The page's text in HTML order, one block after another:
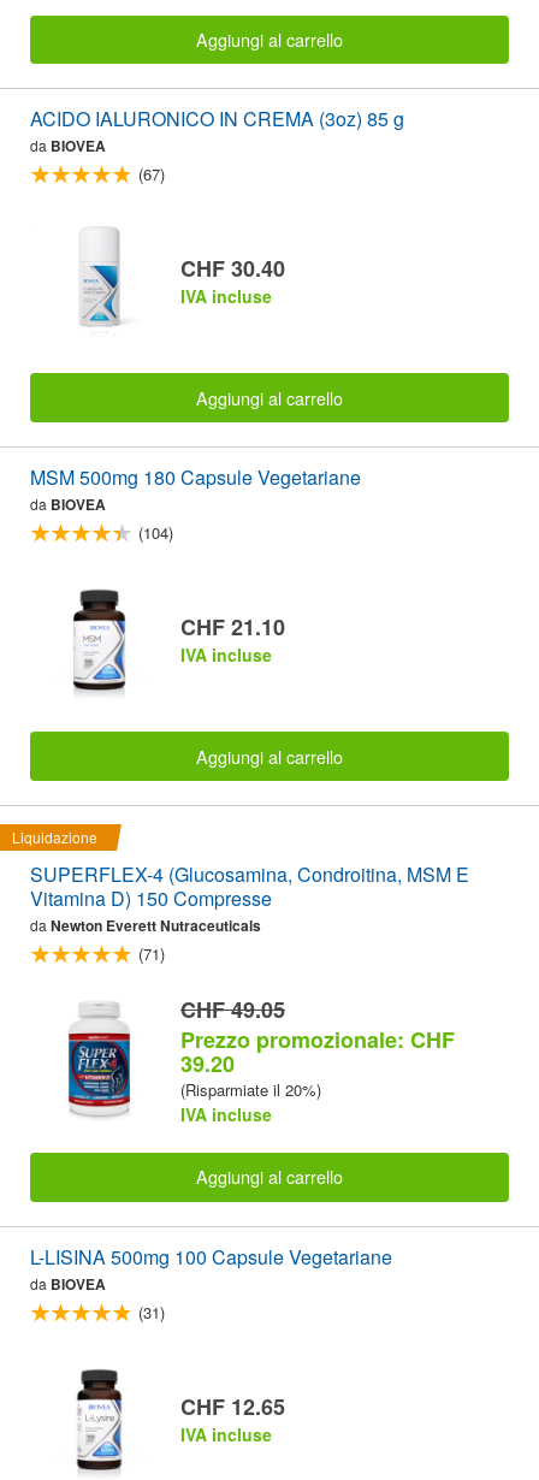
Aggiungi al carrello
ACIDO IALURONICO IN CREMA (3oz) 85 g
da BIOVEA
(67)
CHF 30.40
IVA incluse
Aggiungi al carrello
MSM 500mg 180 Capsule Vegetariane
da BIOVEA
(104)
CHF 21.10
IVA incluse
Aggiungi al carrello
Liquidazione
SUPERFLEX-4 (Glucosamina, Condroitina, MSM E
Vitamina D) 150 Compresse
da Newton Everett Nutraceuticals
(71)
CHF 49.05
Prezzo promozionale: CHF
39.20
(Risparmiate il 20%)
IVA incluse
Aggiungi al carrello
L-LISINA 500mg 100 Capsule Vegetariane
da BIOVEA
(31)
CHF 12.65
IVA incluse